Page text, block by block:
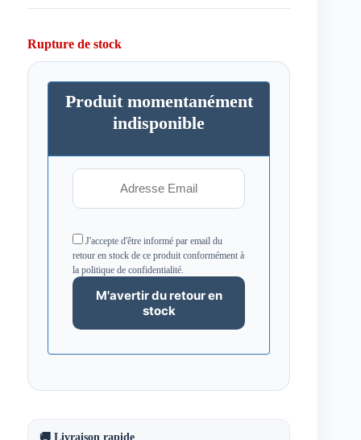
Rupture de stock
Produit momentanément
indisponible
J'accepte d'être informé par email du
retour en stock de ce produit conformément à
la politique de confidentialité.
🚚 Livraison rapide